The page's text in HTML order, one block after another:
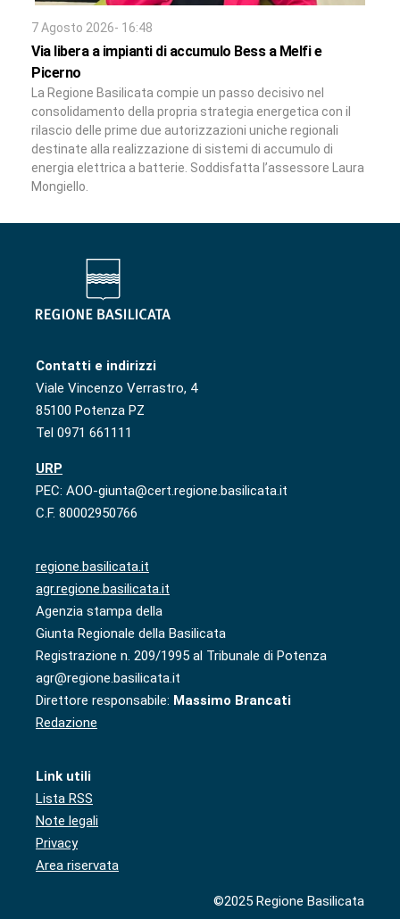
7 Agosto 2026- 16:48
Via libera a impianti di accumulo Bess a Melfi e
Picerno
La Regione Basilicata compie un passo decisivo nel
consolidamento della propria strategia energetica con il
rilascio delle prime due autorizzazioni uniche regionali
destinate alla realizzazione di sistemi di accumulo di
energia elettrica a batterie. Soddisfatta l’assessore Laura
Mongiello.
Contatti e indirizzi
Viale Vincenzo Verrastro, 4
85100 Potenza PZ
Tel 0971 661111
URP
PEC: AOO-giunta@cert.regione.basilicata.it
C.F. 80002950766
regione.basilicata.it
agr.regione.basilicata.it
Agenzia stampa della
Giunta Regionale della Basilicata
Registrazione n. 209/1995 al Tribunale di Potenza
agr@regione.basilicata.it
Direttore responsabile: Massimo Brancati
Redazione
Link utili
Lista RSS
Note legali
Privacy
Area riservata
©2025 Regione Basilicata